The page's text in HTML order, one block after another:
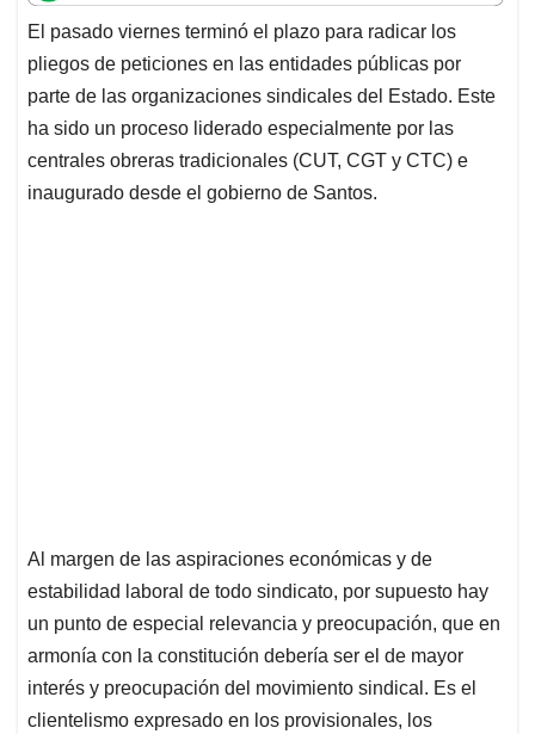
t
s
A
p
p
e
b
o
o
k
k
e
d
I
n
i
l
e
a
d
s
El pasado viernes terminó el plazo para radicar los
pliegos de peticiones en las entidades públicas por
parte de las organizaciones sindicales del Estado. Este
ha sido un proceso liderado especialmente por las
centrales obreras tradicionales (CUT, CGT y CTC) e
inaugurado desde el gobierno de Santos.
Al margen de las aspiraciones económicas y de
estabilidad laboral de todo sindicato, por supuesto hay
un punto de especial relevancia y preocupación, que en
armonía con la constitución debería ser el de mayor
interés y preocupación del movimiento sindical. Es el
clientelismo expresado en los provisionales, los